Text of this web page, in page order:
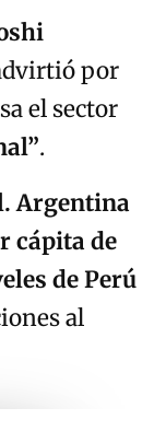
por
el sector
.
Argentina
cápita de
de Perú
al